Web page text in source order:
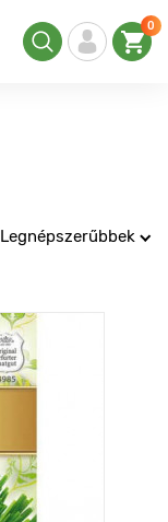
0
Legnépszerűbbek